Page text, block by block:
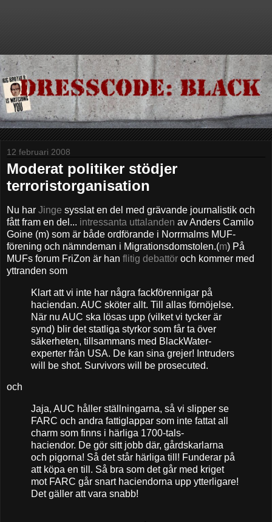
12 februari 2008
Moderat politiker stödjer
terroristorganisation
Nu har Jinge sysslat en del med grävande journalistik och
fått fram en del... intressanta uttalanden av Anders Camilo
Goine (m) som är både ordförande i Norrmalms MUF-
förening och nämndeman i Migrationsdomstolen.(m) På
MUFs forum FriZon är han flitig debattör och kommer med
yttranden som
Klart att vi inte har några fackförennigar på
haciendan. AUC sköter allt. Till allas förnöjelse.
När nu AUC ska lösas upp (vilket vi tycker är
synd) blir det statliga styrkor som får ta över
säkerheten, tillsammans med BlackWater-
experter från USA. De kan sina grejer! Intruders
will be shot. Survivors will be prosecuted.
och
Jaja, AUC håller ställningarna, så vi slipper se
FARC och andra fattiglappar som inte fattat all
charm som finns i härliga 1700-tals-
haciendor. De gör sitt jobb där, gårdskarlarna
och pigorna! Så det står härliga till! Funderar på
att köpa en till. Så bra som det går med kriget
mot FARC går snart haciendorna upp ytterligare!
Det gäller att vara snabb!